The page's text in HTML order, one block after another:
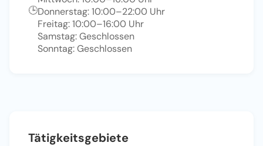
Tätigkeitsgebiete
🕒Donnerstag: 10:00–22:00 Uhr
Freitag: 10:00–16:00 Uhr
Samstag: Geschlossen
Sonntag: Geschlossen